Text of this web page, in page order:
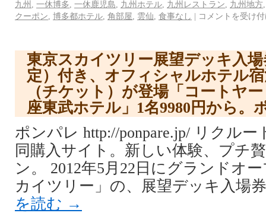
九州
一休博多 一休鹿児島 九州ホテル 九州レストラン 九州地方
クーポン 博多都ホテル 角部屋 雲仙 食事なし | コメントを受け
東京スカイツリー展望デッキ入
定）付き、オフィシャルホテル
（チケット）が登場「コートヤ
座東武ホテル」1名9980円から。
ポンパレ http://ponpare.jp/ リクル
同購入サイト。新しい体験、プチ
ン。 2012年5月22日にグランドオ
カイツリー」の、展望デッキ入場
を読む →